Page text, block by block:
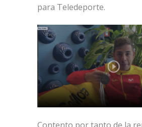
para Teledeporte.